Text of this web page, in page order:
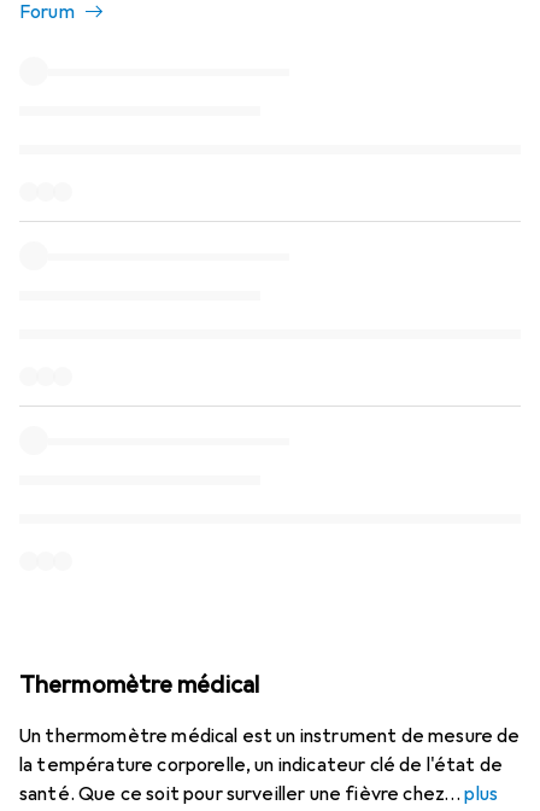
Forum
Thermomètre médical
Un thermomètre médical est un instrument de mesure de
la température corporelle, un indicateur clé de l'état de
santé. Que ce soit pour surveiller une fièvre chez
plus